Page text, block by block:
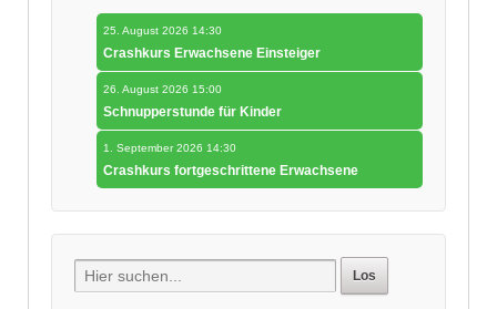
25. August 2026 14:30
Crashkurs Erwachsene Einsteiger
26. August 2026 15:00
Schnupperstunde für Kinder
1. September 2026 14:30
Crashkurs fortgeschrittene Erwachsene